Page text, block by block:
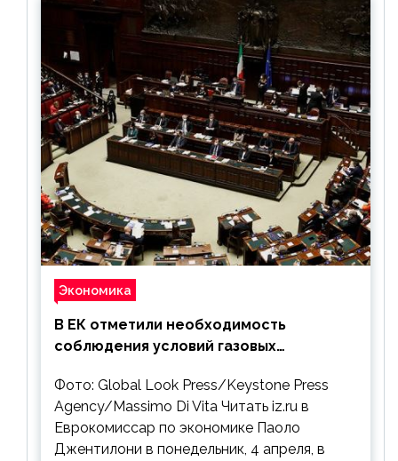
Экономика
В ЕК отметили необходимость
соблюдения условий газовых
Фото: Global Look Press/Keystone Press
Agency/Massimo Di Vita Читать iz.ru в
Еврокомиссар по экономике Паоло
Джентилони в понедельник, 4 апреля, в